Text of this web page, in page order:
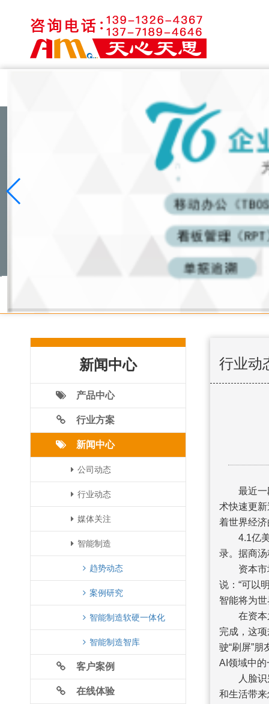
行业动
最近一段
术快速更
着世界经
4.1亿美
录。据商
资本市场
说：“可以
智能将为
在资本之
完成，这
驶“刷屏”
AI领域中的
人脸识别
和生活带
新闻中心
产品中心
行业方案
新闻中心
公司动态
行业动态
媒体关注
智能制造
趋势动态
案例研究
智能制造软硬一体化
智能制造智库
客户案例
在线体验